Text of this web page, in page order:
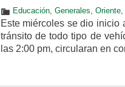
Educación, Generales, Oriente,
Este miércoles se dio inicio
tránsito de todo tipo de
las 2:00 pm, circularan en